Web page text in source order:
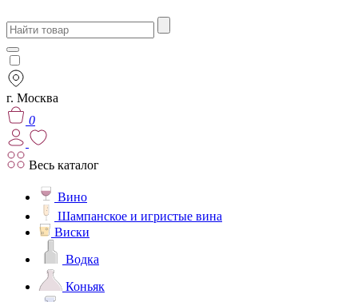
г. Москва
0
Весь каталог
Вино
Шампанское и игристые вина
Виски
Водка
Коньяк